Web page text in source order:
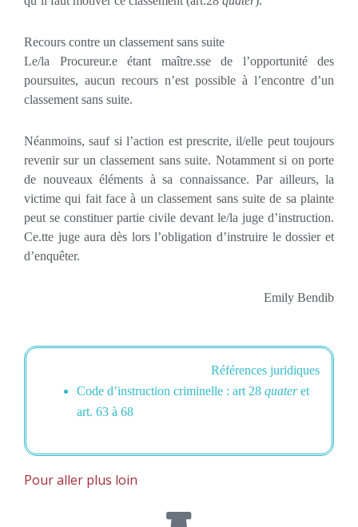
Recours contre un classement sans suite
Le/la Procureur.e étant maître.sse de l’opportunité des
poursuites, aucun recours n’est possible à l’encontre d’un
classement sans suite.
Néanmoins, sauf si l’action est prescrite, il/elle peut toujours
revenir sur un classement sans suite. Notamment si on porte
de nouveaux éléments à sa connaissance. Par ailleurs, la
victime qui fait face à un classement sans suite de sa plainte
peut se constituer partie civile devant le/la juge d’instruction.
Ce.tte juge aura dès lors l’obligation d’instruire le dossier et
d’enquêter.
Emily Bendib
Références juridiques
Code d’instruction criminelle : art 28 quateret
art. 63 à 68
Pour aller plus loin